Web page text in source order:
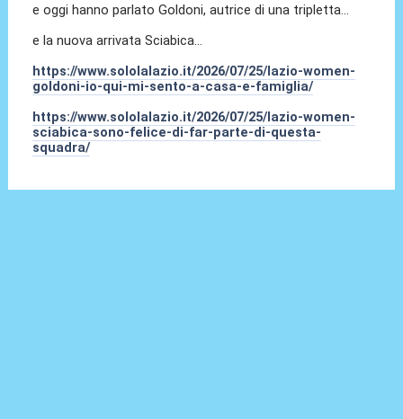
e oggi hanno parlato Goldoni, autrice di una tripletta...
e la nuova arrivata Sciabica...
https://www.sololalazio.it/2026/07/25/lazio-women-
goldoni-io-qui-mi-sento-a-casa-e-famiglia/
https://www.sololalazio.it/2026/07/25/lazio-women-
sciabica-sono-felice-di-far-parte-di-questa-
squadra/